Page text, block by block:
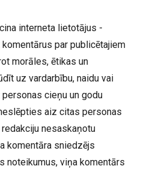
interneta lietotājus -
par publicētajiem
morāles, ētikas un
uz vardarbību, naidu vai
cieņu un godu
aiz citas personas
nesaskaņotu
komentāra sniedzējs
noteikumus, viņa komentārs